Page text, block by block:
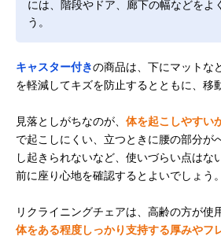
には、階段やドア、廊下の幅などをよ
う。
キャスター付きの商品は、下にマットな
を軽減してキズを防止するとともに、移
見落としがちなのが、 体を起こしやすい
で起こしにくい、立つときに腰の部分が
し起きられないなど、使いづらい点はな
前に座り心地を確認するとよいでしょう。
リクライニングチェアは、高齢の方が使
体をある程度しっかり支持する厚みやフ